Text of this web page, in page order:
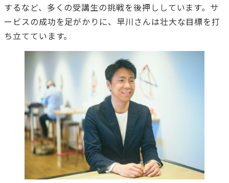
するなど、多くの受講生の挑戦を後押ししています。サ
ービスの成功を足がかりに、早川さんは壮大な目標を打
ち立てています。